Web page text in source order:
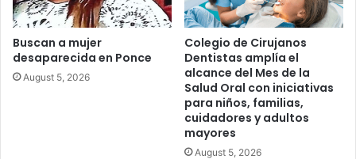
Buscan a mujer
desaparecida en Ponce
August 5, 2026
Colegio de Cirujanos
Dentistas amplía el
alcance del Mes de la
Salud Oral con iniciativas
para niños, familias,
cuidadores y adultos
mayores
August 5, 2026